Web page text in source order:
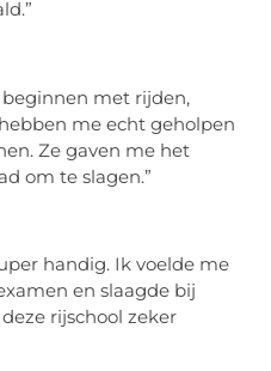
met rijden,
me echt geholpen
Ze gaven me het
om te slagen.”
handig. Ik voelde me
en slaagde bij
rijschool zeker